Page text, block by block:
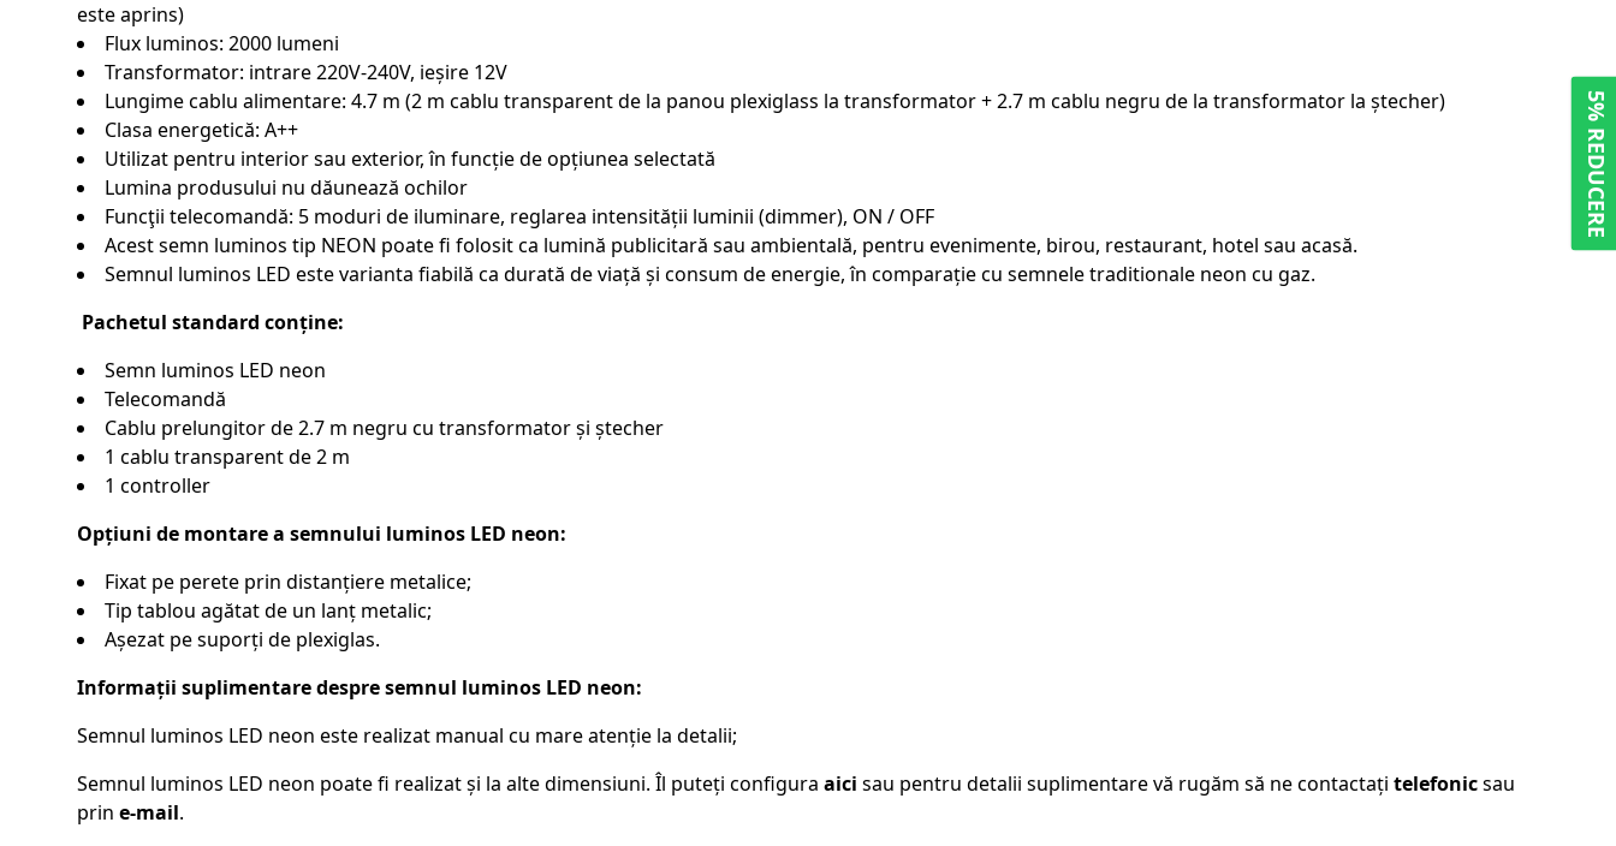
este aprins)
Flux luminos: 2000 lumeni
Transformator: intrare 220V-240V, ieșire 12V
Lungime cablu alimentare: 4.7 m (2 m cablu transparent de la panou plexiglass la transformator + 2.7 m cablu negru de la transformator la ștecher)
Clasa energetică: A++
Utilizat pentru interior sau exterior, în funcție de opțiunea selectată
Lumina produsului nu dăunează ochilor
Funcţii telecomandă: 5 moduri de iluminare, reglarea intensității luminii (dimmer), ON / OFF
Acest semn luminos tip NEON poate fi folosit ca lumină publicitară sau ambientală, pentru evenimente, birou, restaurant, hotel sau acasă.
Semnul luminos LED este varianta fiabilă ca durată de viață și consum de energie, în comparație cu semnele traditionale neon cu gaz.
Pachetul standard conține:
Semn luminos LED neon
Telecomandă
Cablu prelungitor de 2.7 m negru cu transformator și ștecher
1 cablu transparent de 2 m
1 controller
Opțiuni de montare a semnului luminos LED neon:
Fixat pe perete prin distanțiere metalice;
Tip tablou agătat de un lanț metalic;
Așezat pe suporți de plexiglas.
Informații suplimentare despre semnul luminos LED neon:
Semnul luminos LED neon este realizat manual cu mare atenție la detalii;
Semnul luminos LED neon poate fi realizat și la alte dimensiuni. Îl puteți configura aici sau pentru detalii suplimentare vă rugăm să ne contactați telefonicsau
prin e-mail.
5% REDUCERE